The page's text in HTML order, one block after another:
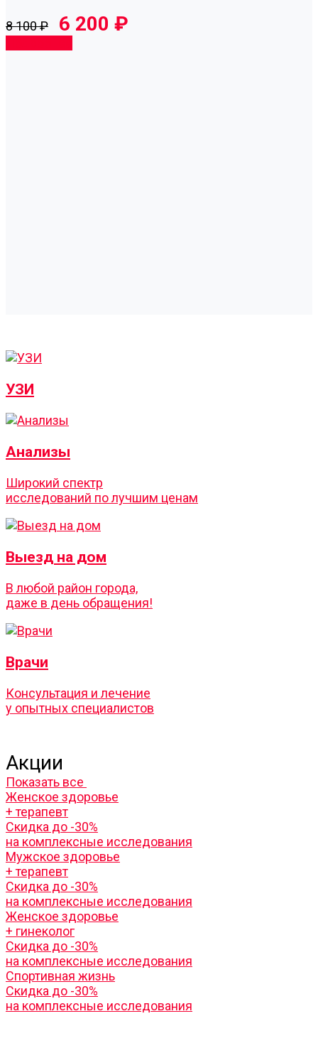
8 100 ₽ 6 200 ₽
УЗИ
Анализы
Широкий спектр
исследований по лучшим ценам
Выезд на дом
В любой район города,
даже в день обращения!
Врачи
Консультация и лечение
у опытных специалистов
Акции
Показать все
Женское здоровье
+ терапевт
Скидка до -30%
на комплексные исследования
Мужское здоровье
+ терапевт
Скидка до -30%
на комплексные исследования
Женское здоровье
+ гинеколог
Скидка до -30%
на комплексные исследования
Спортивная жизнь
Скидка до -30%
на комплексные исследования